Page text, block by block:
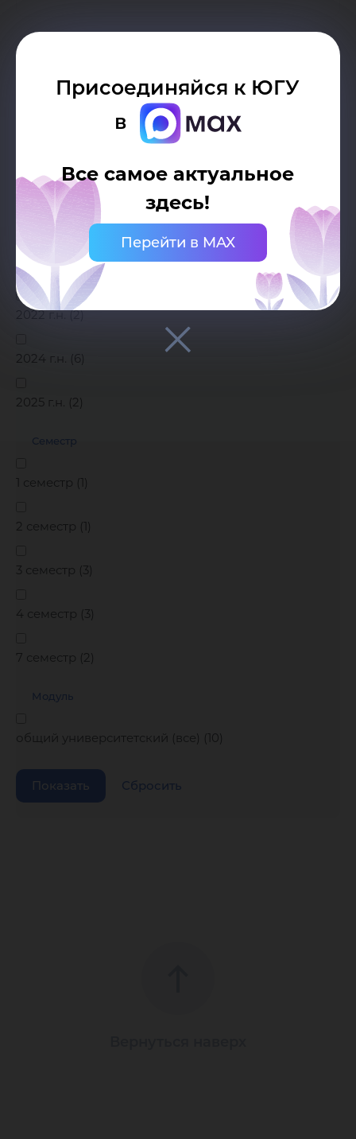
Присоединяйся к ЮГУ
в
Все самое актуальное
здесь!
Перейти в MAX
Подбор параметров
Год набора
2022 г.н. (2)
2024 г.н. (6)
2025 г.н. (2)
Семестр
1 семестр (1 )
2 семестр (1 )
3 семестр (3)
4 семестр (3)
7 семестр (2 )
Модуль
общий университетский (все) (10)
интеллекта